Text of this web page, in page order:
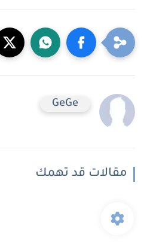
GeGe
مقالات قد تهمك